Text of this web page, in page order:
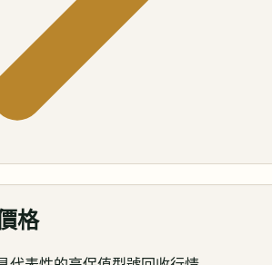
格